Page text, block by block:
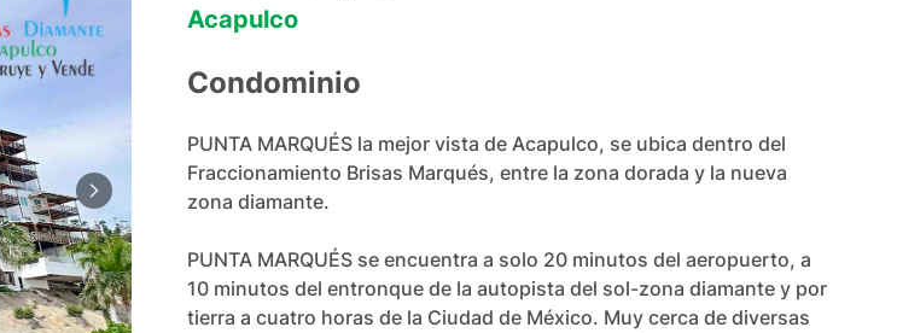
Acapulco
Condominio
PUNTA MARQUÉS la mejor vista de Acapulco, se ubica dentro del
Fraccionamiento Brisas Marqués, entre la zona dorada y la nueva
zona diamante.
PUNTA MARQUÉS se encuentra a solo 20 minutos del aeropuerto, a
10 minutos del entronque de la autopista del sol-zona diamante y por
tierra a cuatro horas de la Ciudad de México. Muy cerca de diversas